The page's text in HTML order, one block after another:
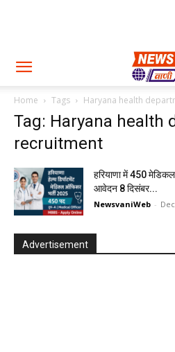
Home Tags Haryana health
Tag: Haryana health
recruitment
हरियाणा में 450
आवेदन 8 दिसंबर...
NewsvaniWeb -
Advertisement